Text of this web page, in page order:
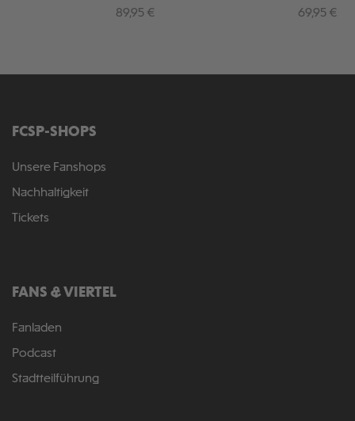
Regulärer Preis:
89,95 €
Regulärer
69,95 €
FCSP-SHOPS
Unsere Fanshops
Nachhaltigkeit
Tickets
FANS & VIERTEL
Fanladen
Podcast
Stadtteilführung